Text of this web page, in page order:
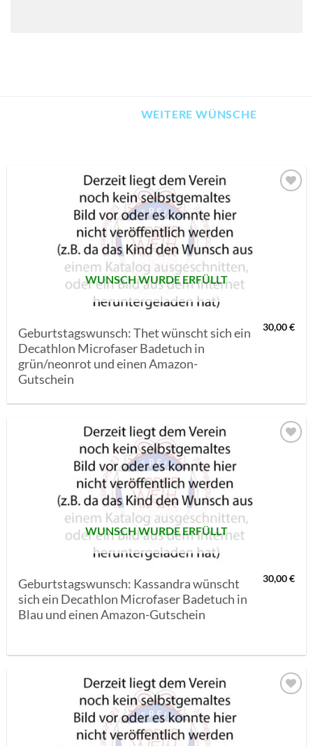
WEITERE WÜNSCHE
WUNSCH WURDE ERFÜLLT
Geburtstagswunsch: Thet wünscht sich ein
Decathlon Microfaser Badetuch in
grün/neonrot und einen Amazon-
Gutschein
30,00€
WUNSCH WURDE ERFÜLLT
Geburtstagswunsch: Kassandra wünscht
sich ein Decathlon Microfaser Badetuch in
Blau und einen Amazon-Gutschein
30,00€